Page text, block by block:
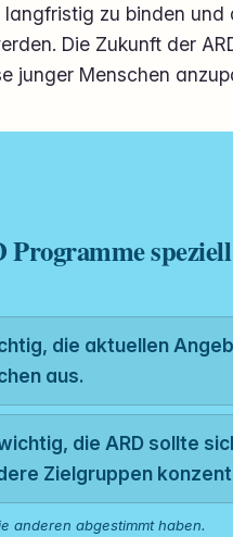
zu binden und
Die Zukunft der
junger Menschen
Programme
die aktuellen
aus.
die ARD sollte
Zielgruppen
anderen abgestimmt haben.